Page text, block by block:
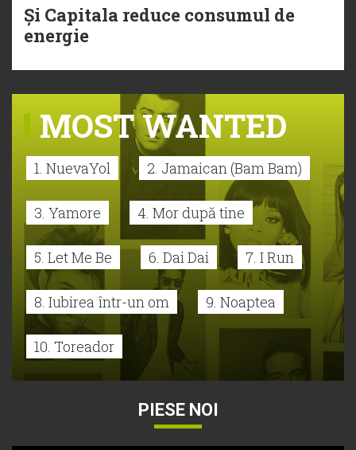
Și Capitala reduce consumul de
energie
MOST WANTED
1. NuevaYol 2. Jamaican (Bam Bam)
3. Yamore 4. Mor după tine
5. Let Me Be 6. Dai Dai 7. I Run
8. Iubirea într-un om 9. Noaptea
10. Toreador
PIESE NOI